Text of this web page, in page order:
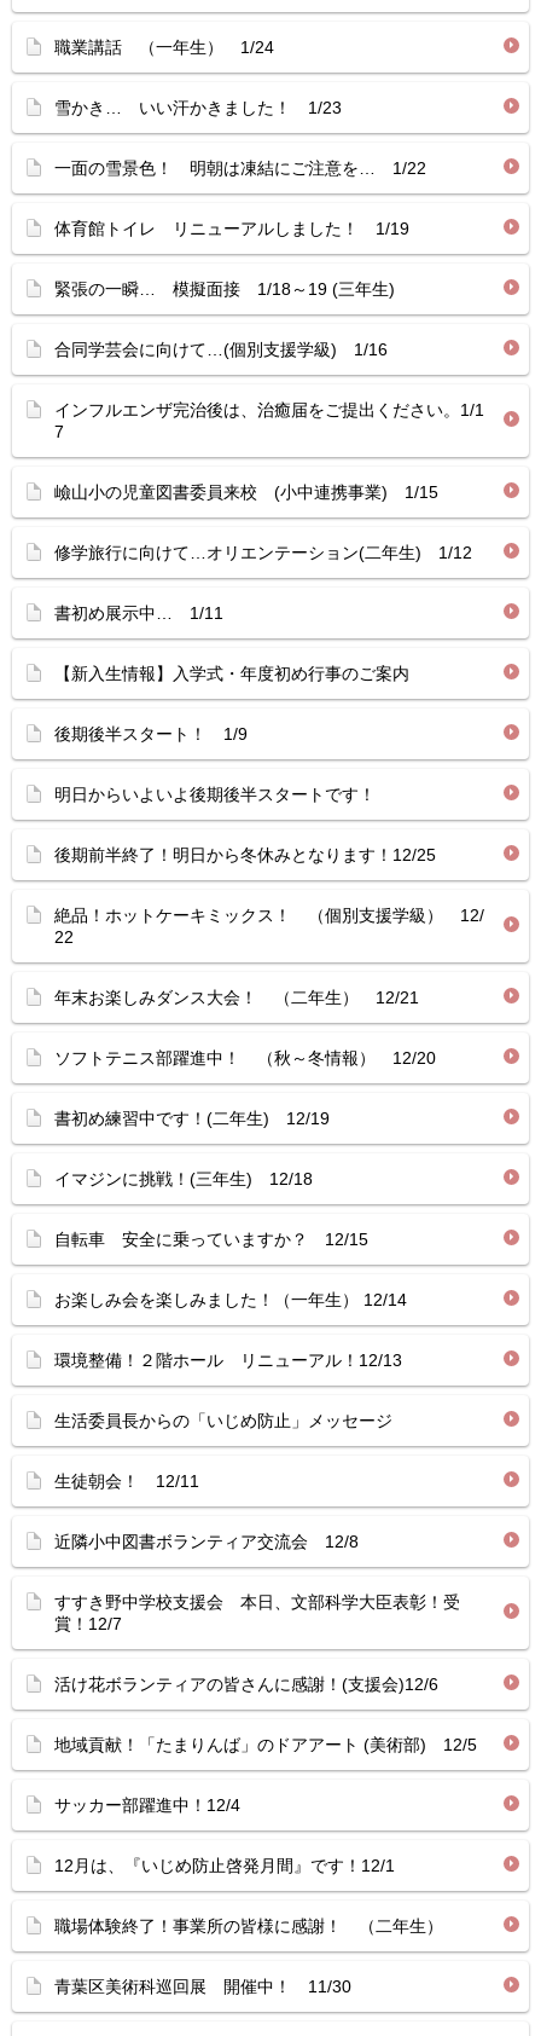
職業講話 （一年生） 1/24
雪かき… いい汗かきました！ 1/23
一面の雪景色！ 明朝は凍結にご注意を… 1/22
体育館トイレ リニューアルしました！ 1/19
緊張の一瞬… 模擬面接 1/18～19 (三年生)
合同学芸会に向けて…(個別支援学級) 1/16
インフルエンザ完治後は、治癒届をご提出ください。1/1
7
嶮山小の児童図書委員来校 (小中連携事業) 1/15
修学旅行に向けて…オリエンテーション(二年生) 1/12
書初め展示中… 1/11
【新入生情報】入学式・年度初め行事のご案内
後期後半スタート！ 1/9
明日からいよいよ後期後半スタートです！
後期前半終了！明日から冬休みとなります！12/25
絶品！ホットケーキミックス！ （個別支援学級） 12/
22
年末お楽しみダンス大会！ （二年生） 12/21
ソフトテニス部躍進中！ （秋～冬情報） 12/20
書初め練習中です！(二年生) 12/19
イマジンに挑戦！(三年生) 12/18
自転車 安全に乗っていますか？ 12/15
お楽しみ会を楽しみました！（一年生） 12/14
環境整備！２階ホール リニューアル！12/13
生活委員長からの「いじめ防止」メッセージ
生徒朝会！ 12/11
近隣小中図書ボランティア交流会 12/8
すすき野中学校支援会 本日、文部科学大臣表彰！受
賞！12/7
活け花ボランティアの皆さんに感謝！(支援会)12/6
地域貢献！「たまりんば」のドアアート (美術部) 12/5
サッカー部躍進中！12/4
12月は、『いじめ防止啓発月間』です！12/1
職場体験終了！事業所の皆様に感謝！ （二年生）
青葉区美術科巡回展 開催中！ 11/30